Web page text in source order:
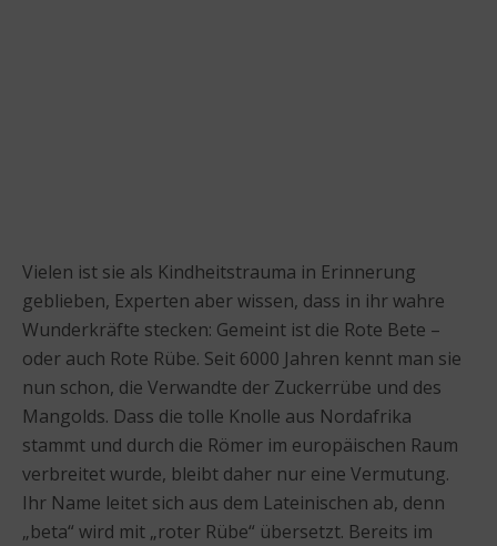
Vielen ist sie als Kindheitstrauma in Erinnerung
geblieben, Experten aber wissen, dass in ihr wahre
Wunderkräfte stecken: Gemeint ist die Rote Bete –
oder auch Rote Rübe. Seit 6000 Jahren kennt man sie
nun schon, die Verwandte der Zuckerrübe und des
Mangolds. Dass die tolle Knolle aus Nordafrika
stammt und durch die Römer im europäischen Raum
verbreitet wurde, bleibt daher nur eine Vermutung.
Ihr Name leitet sich aus dem Lateinischen ab, denn
„beta“ wird mit „roter Rübe“ übersetzt. Bereits im